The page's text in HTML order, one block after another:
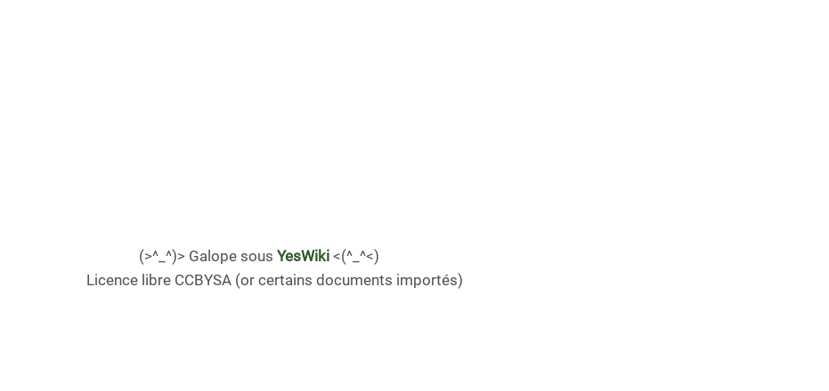
(>^_^)> Galope sous YesWiki <(^_^<)
Licence libre CCBYSA (or certains documents importés)